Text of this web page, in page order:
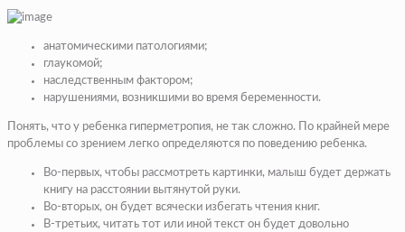
анатомическими патологиями;
глаукомой;
наследственным фактором;
нарушениями, возникшими во время беременности.
Понять, что у ребенка гиперметропия, не так сложно. По крайней мере
проблемы со зрением легко определяются по поведению ребенка.
Во-первых, чтобы рассмотреть картинки, малыш будет держать
книгу на расстоянии вытянутой руки.
Во-вторых, он будет всячески избегать чтения книг.
В-третьих, читать тот или иной текст он будет довольно